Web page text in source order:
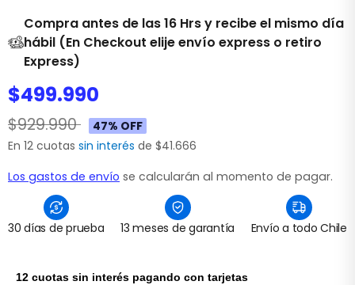
Compra antes de las 16 Hrs y recibe el mismo día
hábil (En Checkout elije envío express o retiro
Express)
$499.990
$929.990
47% OFF
En 12 cuotas sin interés de $41.666
Los gastos de envío se calcularán al momento de pagar.
30 días de prueba 13 meses de garantía Envío a todo Chile
12 cuotas sin interés pagando con tarjetas